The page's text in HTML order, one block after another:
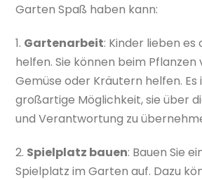
Garten Spaß haben kann:
1. Gartenarbeit: Kinder lieben
helfen. Sie können beim Pflanzen
Gemüse oder Kräutern helfen. Es
großartige Möglichkeit, sie über
und Verantwortung zu
2. Spielplatz bauen: Bauen Sie
Spielplatz im Garten auf. Dazu